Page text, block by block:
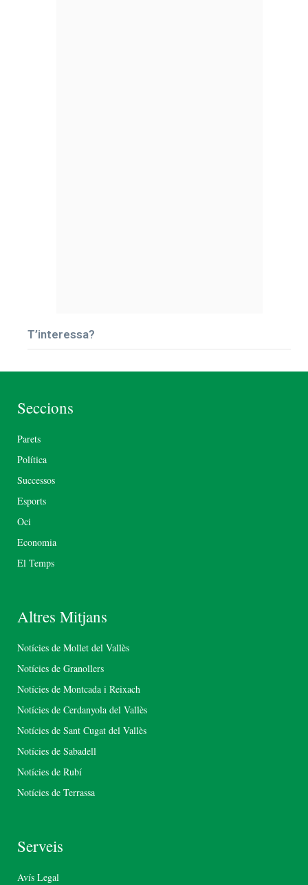
T’interessa?
Seccions
Parets
Política
Successos
Esports
Oci
Economia
El Temps
Altres Mitjans
Notícies de Mollet del Vallès
Notícies de Granollers
Notícies de Montcada i Reixach
Notícies de Cerdanyola del Vallès
Notícies de Sant Cugat del Vallès
Notícies de Sabadell
Notícies de Rubí
Notícies de Terrassa
Serveis
Avís Legal